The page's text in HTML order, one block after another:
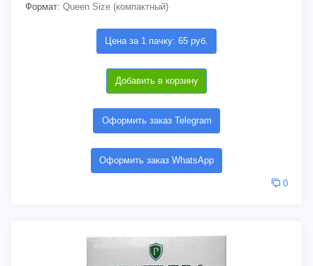
Формат: Queen Size (компактный)
Цена за 1 пачку: 65 руб.
Добавить в корзину
Оформить заказ Telegram
Оформить заказ WhatsApp
0